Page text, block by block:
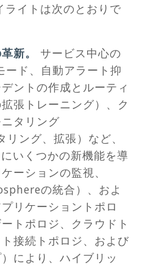
ライトは次のとおりで
新。
サービス中心の
ード、自動アラート抑
ントの作成とルーティ
張トレーニング）、ク
タリング
リング、拡張）など、
いくつかの新機能を導
ーションの監視、
の統合）、およ
リケーショントポロ
トポロジ、クラウドト
接続トポロジ、および
により、ハイブリッ